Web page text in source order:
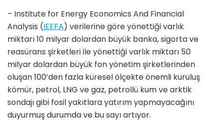
– Institute for Energy Economics And Financial
Analysis (IEEFA) verilerine göre yönettiği varlık
miktarı 10 milyar dolardan büyük banka, sigorta ve
reasürans şirketleri ile yönettiği varlık miktarı 50
milyar dolardan büyük fon yönetim şirketlerinden
oluşan 100’den fazla küresel ölçekte önemli kuruluş
kömür, petrol, LNG ve gaz, petrollü kum ve arktik
sondajı gibi fosil yakıtlara yatırım yapmayacağını
duyurmuş durumda ve bu sayı artıyor.